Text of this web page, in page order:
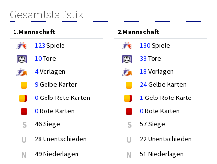
Gesamtstatistik
1.Mannschaft
123 Spiele
10Tore
4Vorlagen
9Gelbe Karten
0Gelb-Rote Karten
0Rote Karten
S 46 Siege
U 28 Unentschieden
N 49 Niederlagen
2.Mannschaft
130Spiele
33 Tore
18 Vorlagen
24Gelbe Karten
1 Gelb-Rote Karte
0Rote Karten
S 57 Siege
U 22 Unentschieden
N 51 Niederlagen